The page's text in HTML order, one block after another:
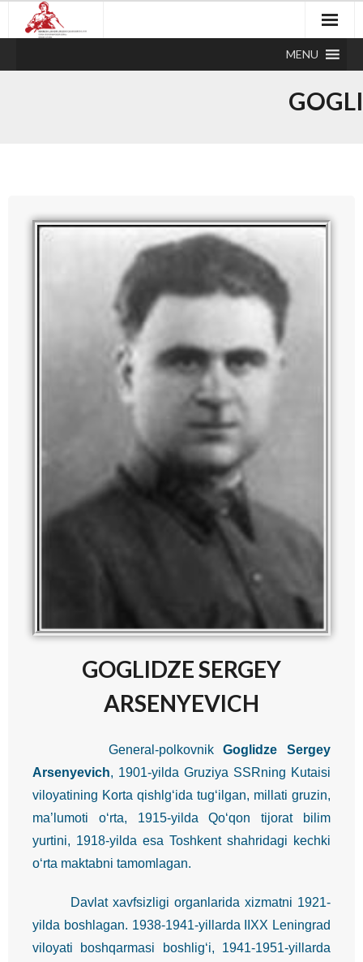
MENU
GOGLIDZE SERGEY
ARSENYEVICH
General-polkovnikGoglidze Sergey
Arsenyevich, 1901-yilda Gruziya SSRning Kutaisi
viloyatining Korta qishlg‘ida tug‘ilgan, millati gruzin,
ma’lumoti o‘rta, 1915-yilda Qo‘qon tijorat bilim
yurtini, 1918-yilda esa Toshkent shahridagi kechki
o‘rta maktabni tamomlagan.
Davlat xavfsizligi organlarida xizmatni 1921-
yilda boshlagan. 1938-1941-yillarda IIXX Leningrad
viloyati boshqarmasi boshlig‘i, 1941-1951-yillarda